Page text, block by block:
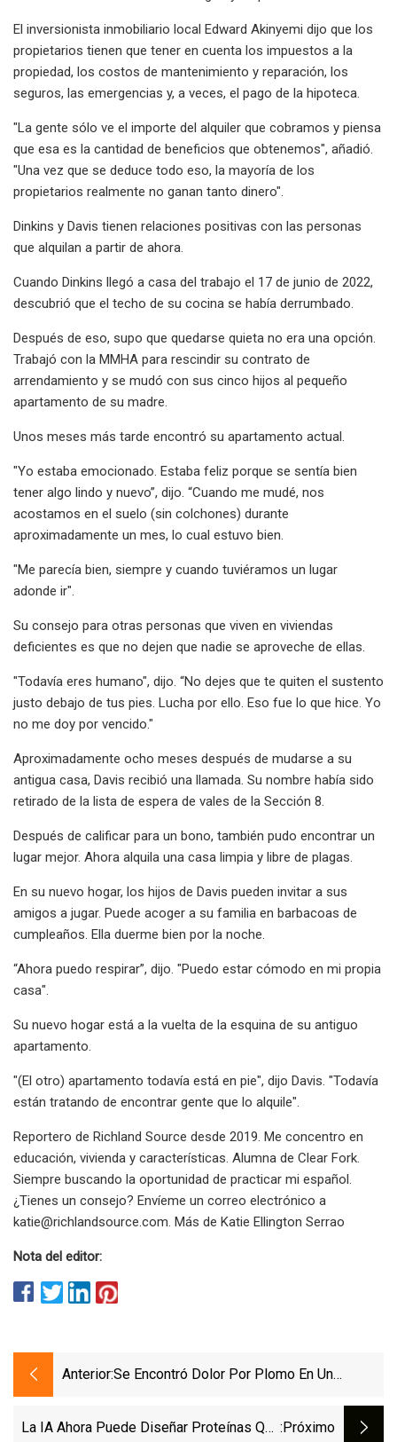
El inversionista inmobiliario local Edward Akinyemi dijo que los
propietarios tienen que tener en cuenta los impuestos a la
propiedad, los costos de mantenimiento y reparación, los
seguros, las emergencias y, a veces, el pago de la hipoteca.
"La gente sólo ve el importe del alquiler que cobramos y piensa
que esa es la cantidad de beneficios que obtenemos", añadió.
"Una vez que se deduce todo eso, la mayoría de los
propietarios realmente no ganan tanto dinero".
Dinkins y Davis tienen relaciones positivas con las personas
que alquilan a partir de ahora.
Cuando Dinkins llegó a casa del trabajo el 17 de junio de 2022,
descubrió que el techo de su cocina se había derrumbado.
Después de eso, supo que quedarse quieta no era una opción.
Trabajó con la MMHA para rescindir su contrato de
arrendamiento y se mudó con sus cinco hijos al pequeño
apartamento de su madre.
Unos meses más tarde encontró su apartamento actual.
"Yo estaba emocionado. Estaba feliz porque se sentía bien
tener algo lindo y nuevo”, dijo. “Cuando me mudé, nos
acostamos en el suelo (sin colchones) durante
aproximadamente un mes, lo cual estuvo bien.
"Me parecía bien, siempre y cuando tuviéramos un lugar
adonde ir".
Su consejo para otras personas que viven en viviendas
deficientes es que no dejen que nadie se aproveche de ellas.
"Todavía eres humano", dijo. “No dejes que te quiten el sustento
justo debajo de tus pies. Lucha por ello. Eso fue lo que hice. Yo
no me doy por vencido."
Aproximadamente ocho meses después de mudarse a su
antigua casa, Davis recibió una llamada. Su nombre había sido
retirado de la lista de espera de vales de la Sección 8.
Después de calificar para un bono, también pudo encontrar un
lugar mejor. Ahora alquila una casa limpia y libre de plagas.
En su nuevo hogar, los hijos de Davis pueden invitar a sus
amigos a jugar. Puede acoger a su familia en barbacoas de
cumpleaños. Ella duerme bien por la noche.
“Ahora puedo respirar”, dijo. "Puedo estar cómodo en mi propia
casa".
Su nuevo hogar está a la vuelta de la esquina de su antiguo
apartamento.
"(El otro) apartamento todavía está en pie", dijo Davis. "Todavía
están tratando de encontrar gente que lo alquile".
Reportero de Richland Source desde 2019. Me concentro en
educación, vivienda y características. Alumna de Clear Fork.
Siempre buscando la oportunidad de practicar mi español.
¿Tienes un consejo? Envíeme un correo electrónico a
katie@richlandsource.com. Más de Katie Ellington Serrao
Nota del editor:
Anterior:Se Encontró Dolor Por Plomo En Un
Tiene La Culpa?
La IA Ahora Puede Diseñar Proteínas Que :próximo